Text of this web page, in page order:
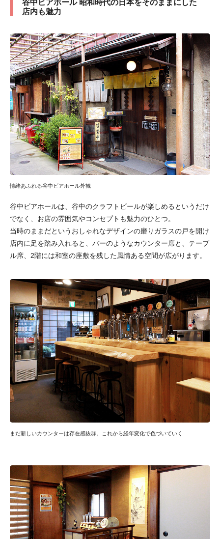
谷中ビアホール 昭和時代の日本をそのままにした
店内も魅力
情緒あふれる谷中ビアホール外観
谷中ビアホールは、谷中のクラフトビールが楽しめるというだけ
でなく、お店の雰囲気やコンセプトも魅力のひとつ。
当時のままだというおしゃれなデザインの磨りガラスの戸を開け
店内に足を踏み入れると、バーのようなカウンター席と、テーブ
ル席、2階には和室の座敷を残した風情ある空間が広がります。
まだ新しいカウンターは存在感抜群。これから経年変化で色づいていく